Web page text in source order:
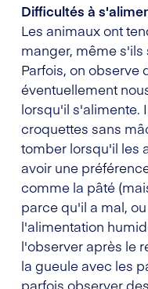
Difficultés à
Les animaux ont
manger, même
Parfois, on observe
éventuellement
lorsqu'il s'alimente.
croquettes sans
tomber lorsqu'il les
avoir une
comme la pâté
parce qu'il a mal,
l'alimentation
l'observer après le
la gueule avec les
parfois observer